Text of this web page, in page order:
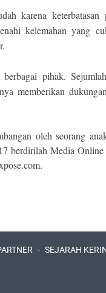
karena keterbatasan
kelemahan yang
pihak.
memberikan
oleh seorang
berdirilah Media Online
SEJARAH